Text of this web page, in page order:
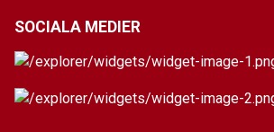
SOCIALA MEDIER